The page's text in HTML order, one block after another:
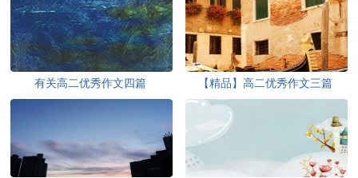
有关高二优秀作文四篇 【精品】高二优秀作文三篇